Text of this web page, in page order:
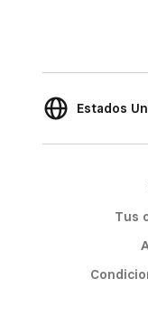
Estados
Tus